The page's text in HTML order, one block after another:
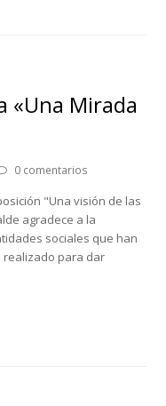
«Una Mirada
0 comentarios
"Una visión de las
agradece a la
sociales que han
para dar